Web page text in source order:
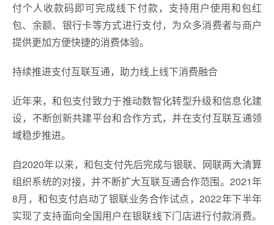
付个人收款码即可完成线下付款，支持用户使用和包红
包、余额、银行卡等方式进行支付，为众多消费者与商户
提供更加方便快捷的消费体验。
持续推进支付互联互通，助力线上线下消费融合
近年来，和包支付致力于推动数智化转型升级和信息化建
设，不断创新共建平台和合作方式，并在支付互联互通领
域稳步推进。
自2020年以来，和包支付先后完成与银联、网联两大清算
组织系统的对接，并不断扩大互联互通合作范围。2021年
8月，和包支付启动了银联业务合作试点，2022年下半年
实现了支持面向全国用户在银联线下门店进行付款消费。